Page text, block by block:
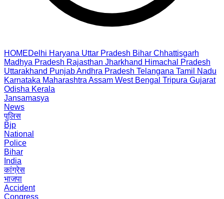
HOMEDelhi Haryana Uttar Pradesh Bihar Chhattisgarh
Madhya Pradesh Rajasthan Jharkhand Himachal Pradesh
Uttarakhand PunjabAndhra Pradesh Telangana Tamil Nadu
Karnataka Maharashtra Assam West Bengal Tripura Gujarat
Odisha Kerala
Jansamasya
News
पुलिस
Bjp
National
Police
Bihar
India
कांग्रेस
भाजपा
Accident
Congress